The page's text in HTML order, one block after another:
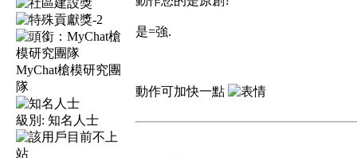
MyChat槍模研究團
隊
級別: 知名人士
是=強.
動作可加快一點